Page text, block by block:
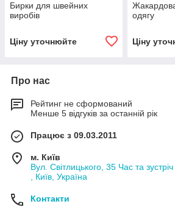
Бирки для швейних
виробів
Ціну уточнюйте
одягу
Ціну
Про нас
Рейтинг не сформований
Менше 5 відгуків за останній рік
Працює з 09.03.2011
м. Київ
Вул. Світлицького, 35 Час та
, Київ, Україна
Контакти